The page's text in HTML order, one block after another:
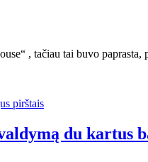
, tačiau tai buvo
du kartus